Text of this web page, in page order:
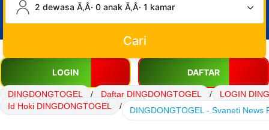
2 dewasa Ã‚Â· 0 anak Ã‚Â· 1 kamar
Cari
LOGIN DAFTAR
DINGDONGTOGEL / Daftar DINGDONGTOGEL /
LOGIN
Id Hoki DINGDONGTOGEL
/ DINGDONGTOGEL - Svaneti